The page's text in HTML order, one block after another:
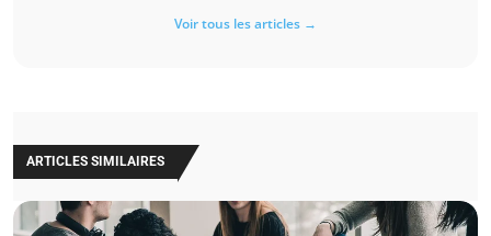
Voir tous les articles →
ARTICLES SIMILAIRES